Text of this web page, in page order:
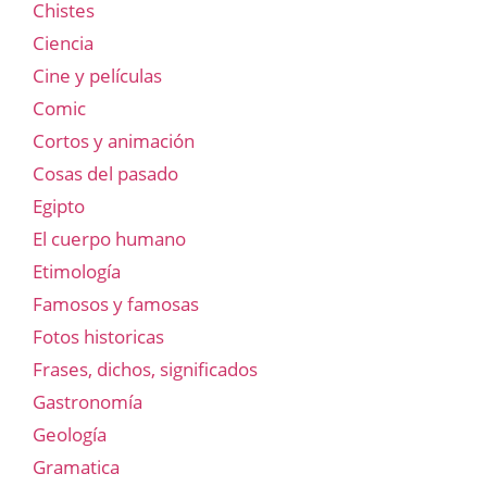
Chistes
Ciencia
Cine y películas
Comic
Cortos y animación
Cosas del pasado
Egipto
El cuerpo humano
Etimología
Famosos y famosas
Fotos historicas
Frases, dichos, significados
Gastronomía
Geología
Gramatica